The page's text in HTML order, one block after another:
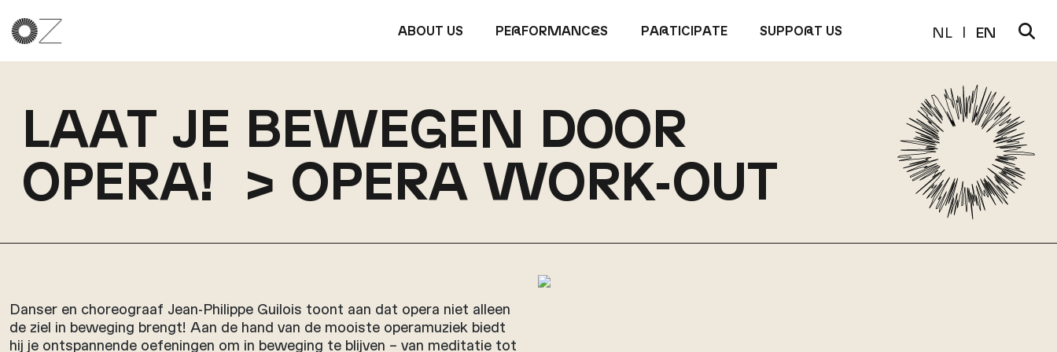
ABOUT US PERFORMANCES PARTICIPATE SUPPORT US NL EN
LAAT JE BEWEGEN DOOR
OPERA! > OPERA WORK-OUT
Danser en choreograaf Jean-Philippe Guilois toont aan dat opera niet alleen
de ziel in beweging brengt! Aan de hand van de mooiste operamuziek biedt
hij je ontspannende oefeningen om in beweging te blijven – van meditatie tot